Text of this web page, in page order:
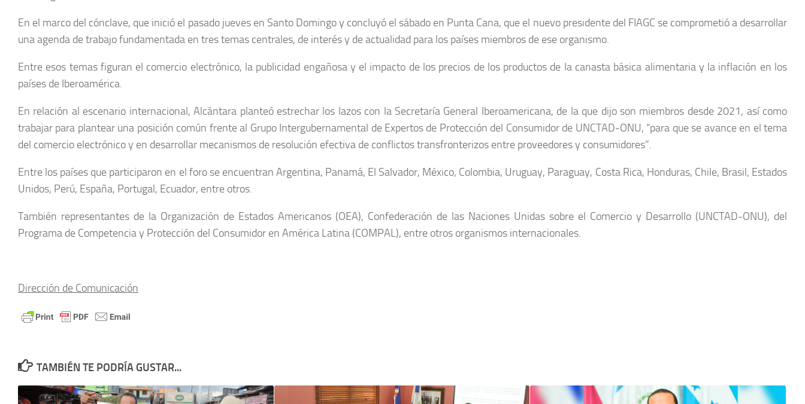
En el marco del cónclave, que inició el pasado jueves en Santo Domingo y concluyó el sábado en Punta Cana, que el nuevo presidente del FIAGC se comprometió a desarrollar
una agenda de trabajo fundamentada en tres temas centrales, de interés y de actualidad para los países miembros de ese organismo.
Entre esos temas figuran el comercio electrónico, la publicidad engañosa y el impacto de los precios de los productos de la canasta básica alimentaria y la inflación en los
países de Iberoamérica.
En relación al escenario internacional, Alcántara planteó estrechar los lazos con la Secretaría General Iberoamericana, de la que dijo son miembros desde 2021, así como
trabajar para plantear una posición común frente al Grupo Intergubernamental de Expertos de Protección del Consumidor de UNCTAD-ONU, “para que se avance en el tema
del comercio electrónico y en desarrollar mecanismos de resolución efectiva de conflictos transfronterizos entre proveedores y consumidores”.
Entre los países que participaron en el foro se encuentran Argentina, Panamá, El Salvador, México, Colombia, Uruguay, Paraguay, Costa Rica, Honduras, Chile, Brasil, Estados
Unidos, Perú, España, Portugal, Ecuador, entre otros.
También representantes de la Organización de Estados Americanos (OEA), Confederación de las Naciones Unidas sobre el Comercio y Desarrollo (UNCTAD-ONU), del
Programa de Competencia y Protección del Consumidor en América Latina (COMPAL), entre otros organismos internacionales.
Dirección de Comunicación
TAMBIÉN TE PODRÍA GUSTAR...